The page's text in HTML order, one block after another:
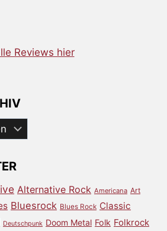
Reviews hier
Alternative Rock Americana Art
Bluesrock Blues Rock Classic
Deutschpunk Doom Metal Folk Folkrock